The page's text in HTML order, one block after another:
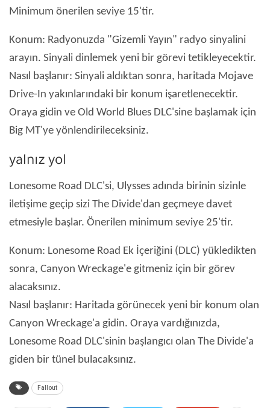
Minimum önerilen seviye 15'tir.
Konum: Radyonuzda "Gizemli Yayın" radyo sinyalini
arayın. Sinyali dinlemek yeni bir görevi tetikleyecektir.
Nasıl başlanır: Sinyali aldıktan sonra, haritada Mojave
Drive-In yakınlarındaki bir konum işaretlenecektir.
Oraya gidin ve Old World Blues DLC'sine başlamak için
Big MT'ye yönlendirileceksiniz.
yalnız yol
Lonesome Road DLC'si, Ulysses adında birinin sizinle
iletişime geçip sizi The Divide'dan geçmeye davet
etmesiyle başlar. Önerilen minimum seviye 25'tir.
Konum: Lonesome Road Ek İçeriğini (DLC) yükledikten
sonra, Canyon Wreckage'e gitmeniz için bir görev
alacaksınız.
Nasıl başlanır: Haritada görünecek yeni bir konum olan
Canyon Wreckage'a gidin. Oraya vardığınızda,
Lonesome Road DLC'sinin başlangıcı olan The Divide'a
giden bir tünel bulacaksınız.
Fallout